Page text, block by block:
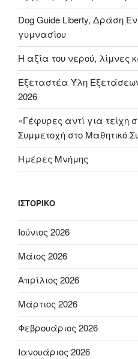
Dog Guide Liberty, Δράση
γυμνασίου
H αξία του νερού, λίμνες
Εξεταστέα Ύλη Εξετάσεων
2026
«Γέφυρες αντί για τείχη
Συμμετοχή στο Μαθητικό
Ημέρες Μνήμης
ΙΣΤΟΡΙΚΌ
Ιούνιος 2026
Μάιος 2026
Απρίλιος 2026
Μάρτιος 2026
Φεβρουάριος 2026
Ιανουάριος 2026